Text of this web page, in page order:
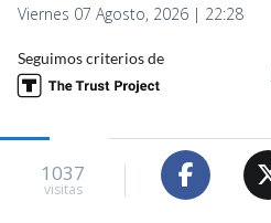
Viernes 07 Agosto, 2026 | 22:28
Seguimos criterios de
1037
visitas